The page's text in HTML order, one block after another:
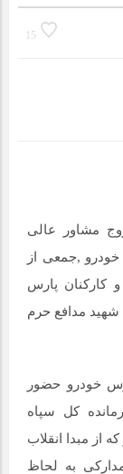
شرکت پارس خودرو
فاطمیه
15
مشاور عالی
,جمعی از
کارکنان پارس
شهید مدافع حرم
خودرو حضور
کل سپاه
از مبدا انقلاب
به لحاظ